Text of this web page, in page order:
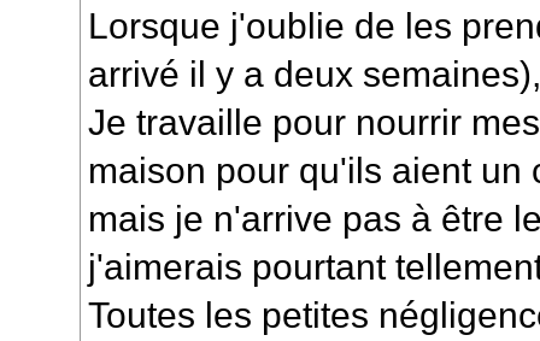
Lorsque j'oublie de les
arrivé il y a deux
Je travaille pour nourrir
maison pour qu'ils aient un
mais je n'arrive pas à être
j'aimerais pourtant
Toutes les petites